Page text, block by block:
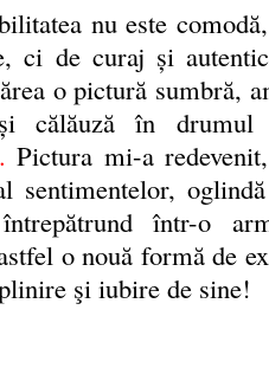
nu este
ci de curaj și
o pictură sumbră,
călăuză în drumul
. Pictura mi-a
sentimentelor,
într-o
o nouă formă de
şi iubire de sine!